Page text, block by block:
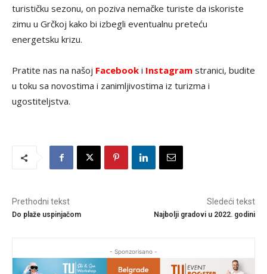
turističku sezonu, on poziva nemačke turiste da iskoriste
zimu u Grčkoj kako bi izbegli eventualnu preteću
energetsku krizu.
Pratite nas na našoj Facebook i Instagram stranici, budite
u toku sa novostima i zanimljivostima iz turizma i
ugostiteljstva.
Prethodni tekst
Do plaže uspinjačom
Sledeći tekst
Najbolji gradovi u 2022. godini
- Sponzorisano -